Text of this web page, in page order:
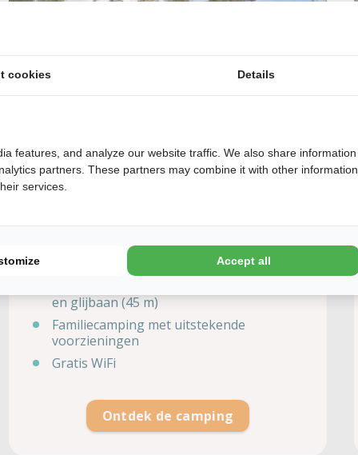
Haeghehorst
Gelderland, Ermelo
Gelegen midden op de Veluwe
Van rustieke tent tot luxe
wellnessbungalow en glamping
en glijbaan (45 m)
Familiecamping met uitstekende
voorzieningen
Gratis WiFi
Ontdek de camping
cookies Details
features, and analyze our website traffic. We also share information
partners. These partners may combine it with other information
services.
Accept all